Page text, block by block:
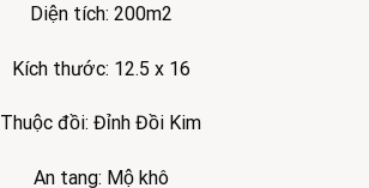
Diện tích: 200m2
Kích thước: 12.5 x 16
Thuộc đồi: Đỉnh Đồi Kim
An tang: Mộ khô